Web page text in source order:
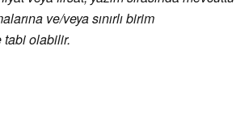
ve/veya sınırlı birim
tabi olabilir.